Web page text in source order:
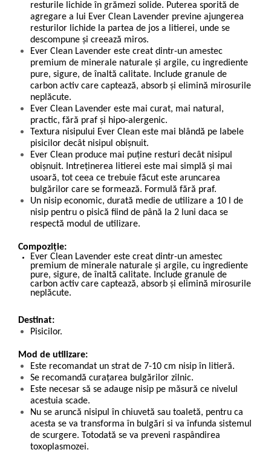
resturile lichide în grămezi solide. Puterea sporită de
agregare a lui Ever Clean Lavender previne ajungerea
resturilor lichide la partea de jos a litierei, unde se
descompune şi creează miros.
Ever Clean Lavender este creat dintr-un amestec
premium de minerale naturale şi argile, cu ingrediente
pure, sigure, de înaltă calitate. Include granule de
carbon activ care captează, absorb şi elimină mirosurile
neplăcute.
Ever Clean Lavender este mai curat, mai natural,
practic, fără praf şi hipo-alergenic.
Textura nisipului Ever Clean este mai blândă pe labele
pisicilor decât nisipul obişnuit.
Ever Clean produce mai puţine resturi decât nisipul
obişnuit. Intreţinerea litierei este mai simplă şi mai
usoară, tot ceea ce trebuie făcut este aruncarea
bulgărilor care se formează. Formulă fără praf.
Un nisip economic, durată medie de utilizare a 10 l de
nisip pentru o pisică fiind de până la 2 luni daca se
respectă modul de utilizare.
Compoziție:
Ever Clean Lavender este creat dintr-un amestec
premium de minerale naturale şi argile, cu ingrediente
pure, sigure, de înaltă calitate. Include granule de
carbon activ care captează, absorb şi elimină mirosurile
neplăcute.
Destinat:
Pisicilor.
Mod de utilizare:
Este recomandat un strat de 7-10 cm nisip în litieră.
Se recomandă curațarea bulgărilor zilnic.
Este necesar să se adauge nisip pe măsură ce nivelul
acestuia scade.
Nu se aruncă nisipul în chiuvetă sau toaletă, pentru ca
acesta se va transforma în bulgări si va înfunda sistemul
de scurgere. Totodată se va preveni raspândirea
toxoplasmozei.